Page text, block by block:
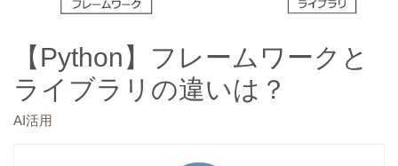
【Python】フレームワークと
ライブラリの違いは？
AI活用